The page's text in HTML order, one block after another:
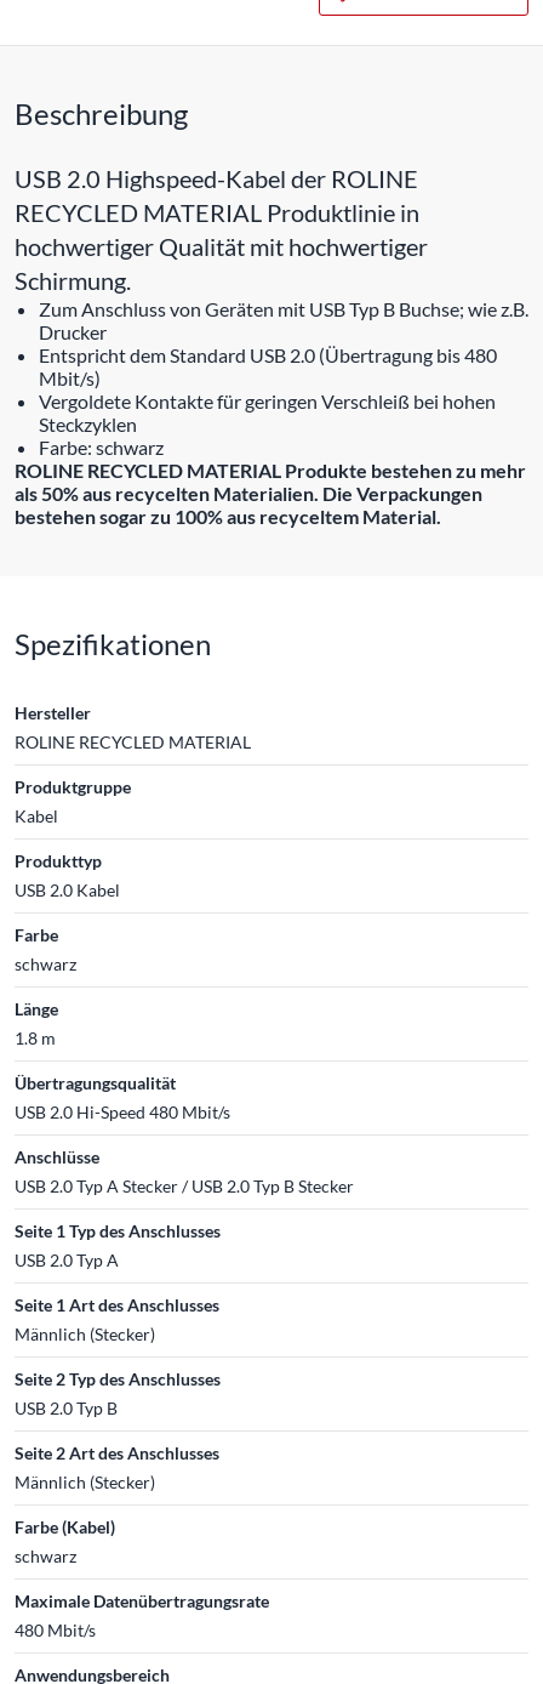
Beschreibung
USB 2.0 Highspeed-Kabel der ROLINE
RECYCLED MATERIAL Produktlinie in
hochwertiger Qualität mit hochwertiger
Schirmung.
Zum Anschluss von Geräten mit USB Typ B Buchse; wie z.B.
Drucker
Entspricht dem Standard USB 2.0 (Übertragung bis 480
Mbit/s)
Vergoldete Kontakte für geringen Verschleiß bei hohen
Steckzyklen
Farbe: schwarz
ROLINE RECYCLED MATERIAL Produkte bestehen zu mehr
als 50% aus recycelten Materialien. Die Verpackungen
bestehen sogar zu 100% aus recyceltem Material.
Spezifikationen
Hersteller
ROLINE RECYCLED MATERIAL
Produktgruppe
Kabel
Produkttyp
USB 2.0 Kabel
Farbe
schwarz
Länge
1.8 m
Übertragungsqualität
USB 2.0 Hi-Speed 480 Mbit/s
Anschlüsse
USB 2.0 Typ A Stecker / USB 2.0 Typ B Stecker
Seite 1 Typ des Anschlusses
USB 2.0 Typ A
Seite 1 Art des Anschlusses
Männlich (Stecker)
Seite 2 Typ des Anschlusses
USB 2.0 Typ B
Seite 2 Art des Anschlusses
Männlich (Stecker)
Farbe (Kabel)
schwarz
Maximale Datenübertragungsrate
480 Mbit/s
Anwendungsbereich